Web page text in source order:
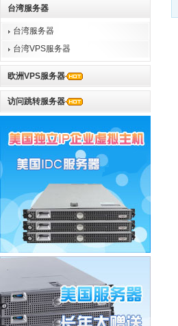
台湾服务器
台湾服务器
台湾VPS服务器
欧洲VPS服务器
访问跳转服务器